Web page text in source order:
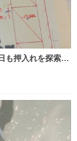
も押入れを探索。
ものが後から後
ザイナーは見たこ